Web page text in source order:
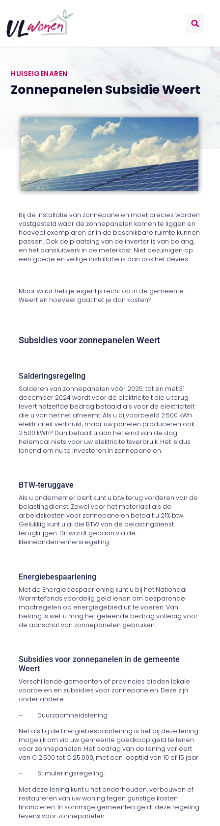
HUISEIGENAREN
Zonnepanelen Subsidie Weert
Bij de installatie van zonnepanelen moet precies worden
vastgesteld waar de zonnepanelen komen te liggen en
hoeveel exemplaren er in de beschikbare ruimte kunnen
passen. Ook de plaatsing van de inverter is van belang,
en het aansluitwerk in de meterkast. Niet bezuinigen op
een goede en veilige installatie is dan ook het devies.
Maar waar heb je eigenlijk recht op in de gemeente
Weert en hoeveel gaat het je dan kosten?
Subsidies voor zonnepanelen Weert
Salderingsregeling
Salderen van zonnepanelen vóór 2025: tot en met 31
december 2024 wordt voor de elektriciteit die u terug
levert hetzelfde bedrag betaald als voor de elektriciteit
die u van het net afneemt. Als u bijvoorbeeld 2.500 kWh
elektriciteit verbruikt, maar uw panelen produceren ook
2.500 kWh? Dan betaalt u aan het eind van de dag
helemaal niets voor uw elektriciteitsverbruik. Het is dus
lonend om nu te investeren in zonnepanelen.
BTW-teruggave
Als u ondernemer bent kunt u btw terug vorderen van de
belastingdienst. Zowel voor het materiaal als de
arbeidskosten voor zonnepanelen betaalt u 21% btw.
Gelukkig kunt u al die BTW van de belastingdienst
terugkrijgen. Dit wordt gedaan via de
kleineondernemersregeling
Energiebespaarlening
Met de Energiebespaarlening kunt u bij het Nationaal
Warmtefonds voordelig geld lenen om besparende
maatregelen op energiegebied uit te voeren. Van
belang is wel: u mag het geleende bedrag volledig voor
de aanschaf van zonnepanelen gebruiken.
Subsidies voor zonnepanelen in de gemeente
Weert
Verschillende gemeenten of provincies bieden lokale
voordelen en subsidies voor zonnepanelen. Deze zijn
onder andere:
– Duurzaamheidslening:
Net als bij de Energiebespaarlening is het bij deze lening
mogelijk om via uw gemeente goedkoop geld te lenen
voor zonnepanelen. Het bedrag van de lening varieert
van € 2.500 tot € 25.000, met een looptijd van 10 of 15 jaar
– Stimuleringsregeling:
Met deze lening kunt u het onderhouden, verbouwen of
restaureren van uw woning tegen gunstige kosten
financieren. In sommige gemeenten geldt deze regeling
tevens voor zonnepanelen.